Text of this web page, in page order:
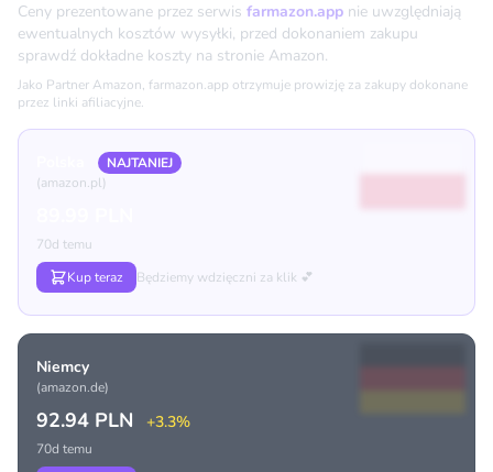
Ceny prezentowane przez serwis farmazon.app nie uwzględniają
ewentualnych kosztów wysyłki, przed dokonaniem zakupu
sprawdź dokładne koszty na stronie Amazon.
Jako Partner Amazon, farmazon.app otrzymuje prowizję za zakupy dokonane
przez linki afiliacyjne.
NAJTANIEJ
(amazon.pl)
70d temu
Kup teraz
Będziemy wdzięczni za klik 💕
Niemcy
(amazon.de)
92.94 PLN +3.3%
70d temu